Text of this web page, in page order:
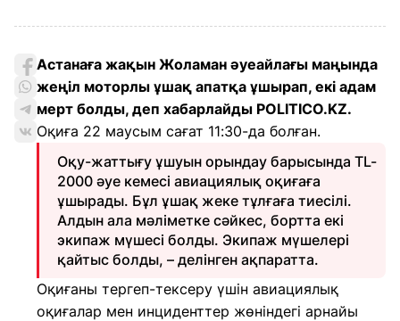
Астанаға жақын Жоламан әуеайлағы маңында
жеңіл моторлы ұшақ апатқа ұшырап, екі адам
мерт болды, деп хабарлайды POLITICO.KZ.
Оқиға 22 маусым сағат 11:30-да болған.
Оқу-жаттығу ұшуын орындау барысында TL-
2000 әуе кемесі авиациялық оқиғаға
ұшырады. Бұл ұшақ жеке тұлғаға тиесілі.
Алдын ала мәліметке сәйкес, бортта екі
экипаж мүшесі болды. Экипаж мүшелері
қайтыс болды, – делінген ақпаратта.
Оқиғаны тергеп-тексеру үшін авиациялық
оқиғалар мен инциденттер жөніндегі арнайы